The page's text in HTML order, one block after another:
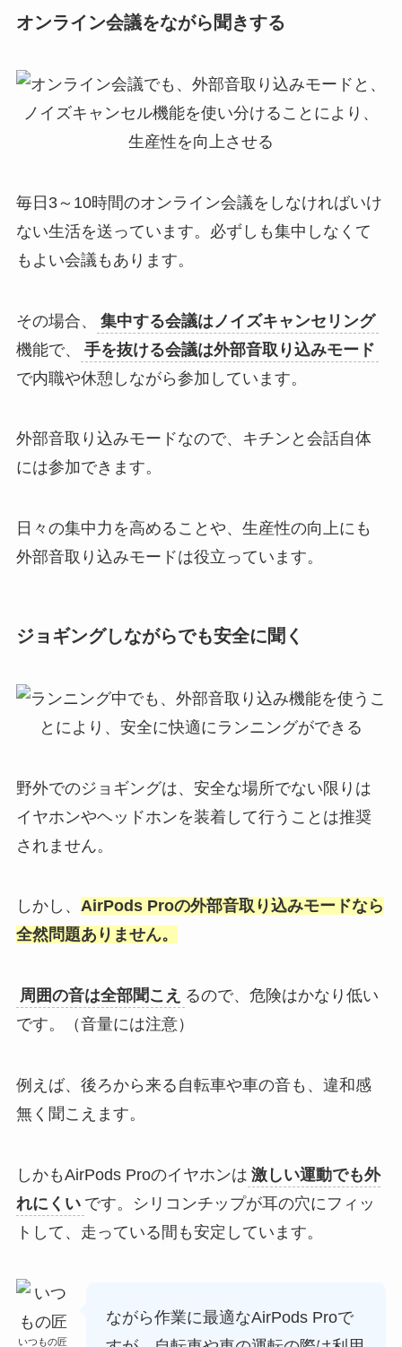
オンライン会議をながら聞きする
毎日3～10時間のオンライン会議をしなければいけ
ない生活を送っています。必ずしも集中しなくて
もよい会議もあります。
その場合、
集中する会議はノイズキャンセリング
機能で、
手を抜ける会議は外部音取り込みモード
で内職や休憩しながら参加しています。
外部音取り込みモードなので、キチンと会話自体
には参加できます。
日々の集中力を高めることや、生産性の向上にも
外部音取り込みモードは役立っています。
ジョギングしながらでも安全に聞く
野外でのジョギングは、安全な場所でない限りは
イヤホンやヘッドホンを装着して行うことは推奨
されません。
しかし、 AirPods Proの外部音取り込みモードなら
全然問題ありません。
周囲の音は全部聞こえ るので、危険はかなり低い
です。（音量には注意）
例えば、後ろから来る自転車や車の音も、違和感
無く聞こえます。
しかもAirPods Proのイヤホンは 激しい運動でも外
れにくい です。シリコンチップが耳の穴にフィッ
トして、走っている間も安定しています。
いつもの匠
ながら作業に最適なAirPods Proで